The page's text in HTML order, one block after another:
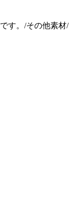
す。/その他素材/